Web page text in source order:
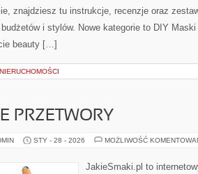
znajdziesz tu instrukcje, recenzje oraz
i stylów. Nowe kategorie to DIY
beauty […]
NIERUCHOMOŚCI
PRZETWORY
STY - 28 - 2026 MOŻLIWOŚĆ
JakieSmaki.pl to